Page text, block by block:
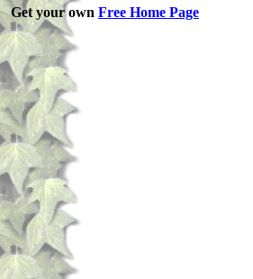
Get your own Free Home Page